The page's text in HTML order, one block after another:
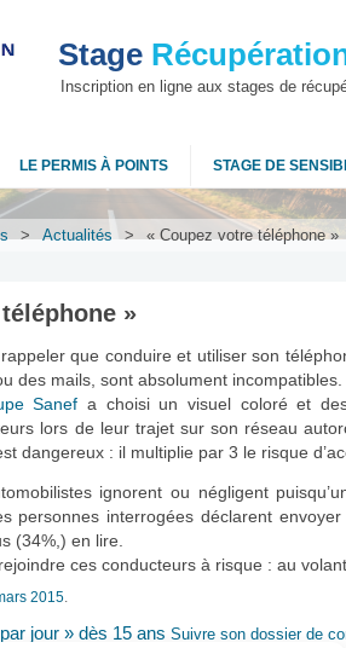
Stage
Inscription en ligne aux stages de
LE PERMIS À POINTS STAGE DE
> Actualités > « Coupez votre téléphone »
»
que conduire et utiliser son
des mails, sont absolument incompatibles.
Sanef a choisi un visuel coloré et
lors de leur trajet sur son réseau
dangereux : il multiplie par 3 le risque
ignorent ou négligent
personnes interrogées déclarent
(34%,) en lire.
ces conducteurs à risque : au
2015.
jour » dès 15 ans Suivre son dossier de